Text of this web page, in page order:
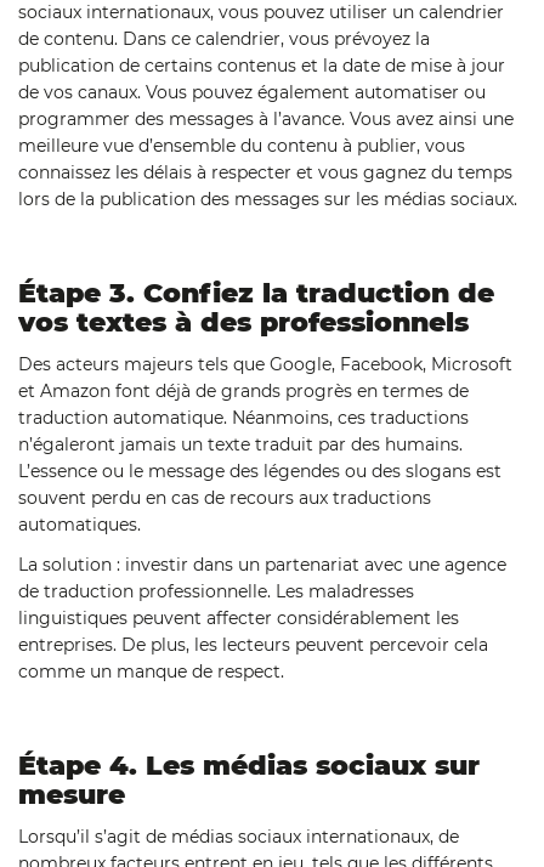
sociaux internationaux, vous pouvez utiliser un calendrier
de contenu. Dans ce calendrier, vous prévoyez la
publication de certains contenus et la date de mise à jour
de vos canaux. Vous pouvez également automatiser ou
programmer des messages à l’avance. Vous avez ainsi une
meilleure vue d’ensemble du contenu à publier, vous
connaissez les délais à respecter et vous gagnez du temps
lors de la publication des messages sur les médias sociaux.
Étape 3. Confiez la traduction de
vos textes à des professionnels
Des acteurs majeurs tels que Google, Facebook, Microsoft
et Amazon font déjà de grands progrès en termes de
traduction automatique. Néanmoins, ces traductions
n’égaleront jamais un texte traduit par des humains.
L’essence ou le message des légendes ou des slogans est
souvent perdu en cas de recours aux traductions
automatiques.
La solution : investir dans un partenariat avec une agence
de traduction professionnelle. Les maladresses
linguistiques peuvent affecter considérablement les
entreprises. De plus, les lecteurs peuvent percevoir cela
comme un manque de respect.
Étape 4. Les médias sociaux sur
mesure
Lorsqu’il s’agit de médias sociaux internationaux, de